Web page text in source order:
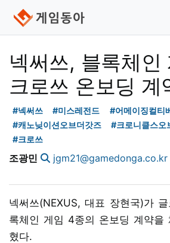
넥써쓰, 블록체인
크로쓰 온보딩 계
#넥써쓰 #미스레전드 #어메이징컬티
#캐노닞이션오브더갓즈
#크로니클스오
#크로쓰
조광민 jgm21@gamedonga.co.kr
넥써쓰(NEXUS, 대표 장현국)가
록체인 게임 4종의 온보딩 계약을
혔다.